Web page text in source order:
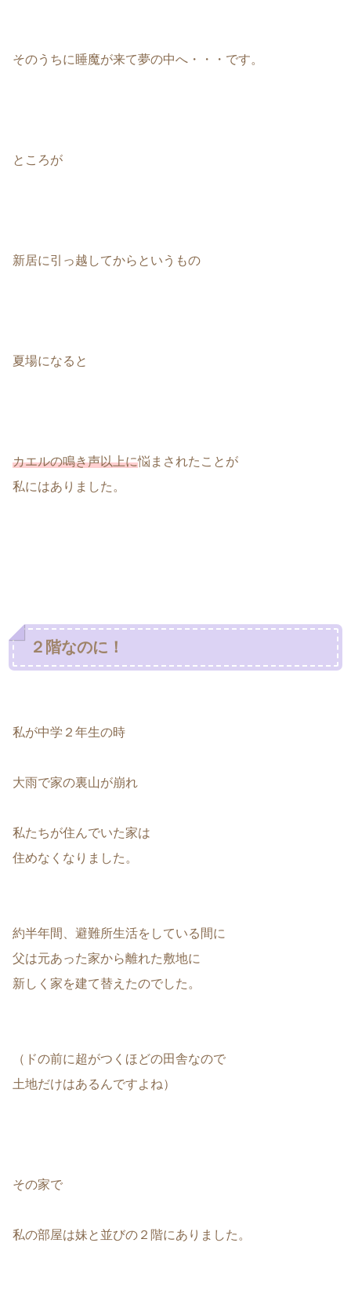
そのうちに睡魔が来て夢の中へ・・・です。
ところが
新居に引っ越してからというもの
夏場になると
カエルの鳴き声以上に悩まされたことが
私にはありました。
２階なのに！
私が中学２年生の時
大雨で家の裏山が崩れ
私たちが住んでいた家は
住めなくなりました。
約半年間、避難所生活をしている間に
父は元あった家から離れた敷地に
新しく家を建て替えたのでした。
（ドの前に超がつくほどの田舎なので
土地だけはあるんですよね）
その家で
私の部屋は妹と並びの２階にありました。